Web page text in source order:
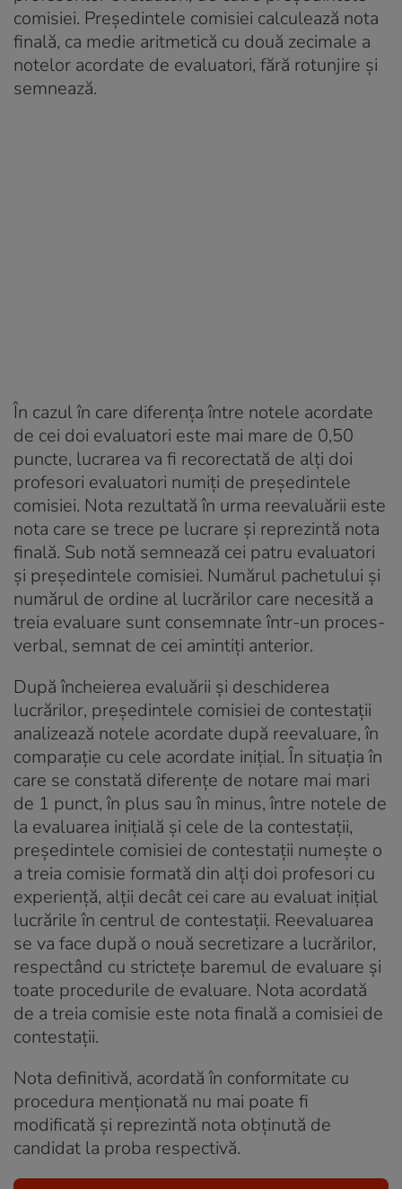
comisiei. Preşedintele comisiei calculează nota
finală, ca medie aritmetică cu două zecimale a
notelor acordate de evaluatori, fără rotunjire şi
semnează.
În cazul în care diferenţa între notele acordate
de cei doi evaluatori este mai mare de 0,50
puncte, lucrarea va fi recorectată de alţi doi
profesori evaluatori numiţi de preşedintele
comisiei. Nota rezultată în urma reevaluării este
nota care se trece pe lucrare şi reprezintă nota
finală. Sub notă semnează cei patru evaluatori
şi preşedintele comisiei. Numărul pachetului şi
numărul de ordine al lucrărilor care necesită a
treia evaluare sunt consemnate într-un proces-
verbal, semnat de cei amintiţi anterior.
După încheierea evaluării şi deschiderea
lucrărilor, preşedintele comisiei de contestaţii
analizează notele acordate după reevaluare, în
comparaţie cu cele acordate iniţial. În situaţia în
care se constată diferenţe de notare mai mari
de 1 punct, în plus sau în minus, între notele de
la evaluarea iniţială şi cele de la contestaţii,
preşedintele comisiei de contestaţii numeşte o
a treia comisie formată din alţi doi profesori cu
experienţă, alţii decât cei care au evaluat iniţial
lucrările în centrul de contestaţii. Reevaluarea
se va face după o nouă secretizare a lucrărilor,
respectând cu stricteţe baremul de evaluare şi
toate procedurile de evaluare. Nota acordată
de a treia comisie este nota finală a comisiei de
contestaţii.
Nota definitivă, acordată în conformitate cu
procedura menţionată nu mai poate fi
modificată şi reprezintă nota obţinută de
candidat la proba respectivă.